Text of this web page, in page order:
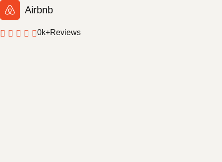
Airbnb
Reviews
0k+